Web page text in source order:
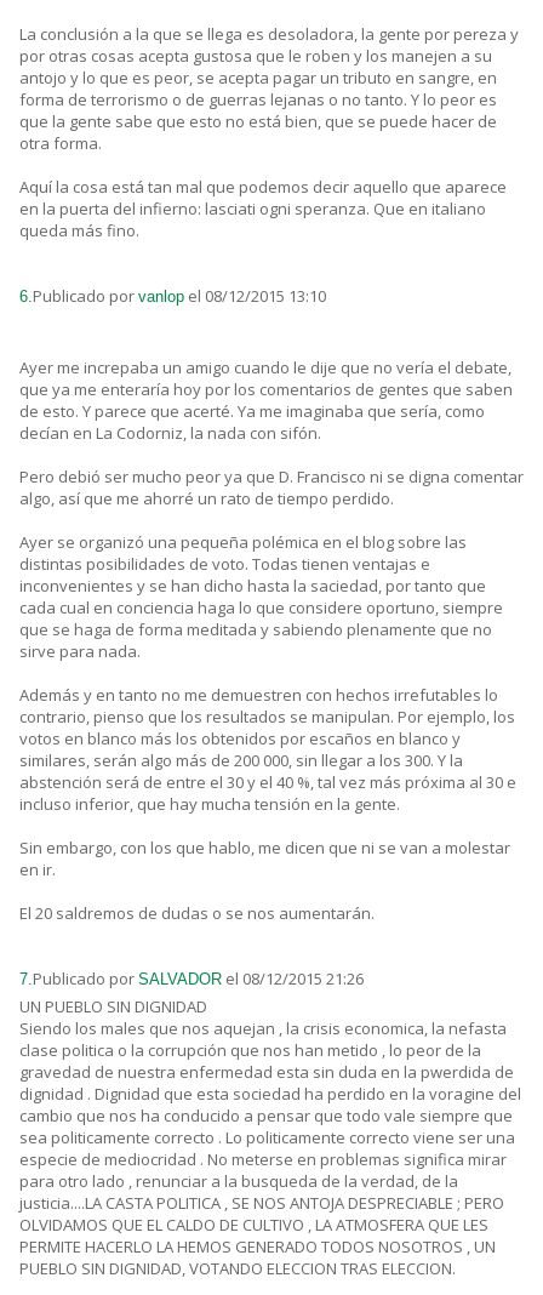
La conclusión a la que se llega es desoladora, la gente por pereza y
por otras cosas acepta gustosa que le roben y los manejen a su
antojo y lo que es peor, se acepta pagar un tributo en sangre, en
forma de terrorismo o de guerras lejanas o no tanto. Y lo peor es
que la gente sabe que esto no está bien, que se puede hacer de
otra forma.
Aquí la cosa está tan mal que podemos decir aquello que aparece
en la puerta del infierno: lasciati ogni speranza. Que en italiano
queda más fino.
6.Publicado por vanlop el 08/12/2015 13:10
Ayer me increpaba un amigo cuando le dije que no vería el debate,
que ya me enteraría hoy por los comentarios de gentes que saben
de esto. Y parece que acerté. Ya me imaginaba que sería, como
decían en La Codorniz, la nada con sifón.
Pero debió ser mucho peor ya que D. Francisco ni se digna comentar
algo, así que me ahorré un rato de tiempo perdido.
Ayer se organizó una pequeña polémica en el blog sobre las
distintas posibilidades de voto. Todas tienen ventajas e
inconvenientes y se han dicho hasta la saciedad, por tanto que
cada cual en conciencia haga lo que considere oportuno, siempre
que se haga de forma meditada y sabiendo plenamente que no
sirve para nada.
Además y en tanto no me demuestren con hechos irrefutables lo
contrario, pienso que los resultados se manipulan. Por ejemplo, los
votos en blanco más los obtenidos por escaños en blanco y
similares, serán algo más de 200 000, sin llegar a los 300. Y la
abstención será de entre el 30 y el 40 %, tal vez más próxima al 30 e
incluso inferior, que hay mucha tensión en la gente.
Sin embargo, con los que hablo, me dicen que ni se van a molestar
en ir.
El 20 saldremos de dudas o se nos aumentarán.
7.Publicado por SALVADOR el 08/12/2015 21:26
UN PUEBLO SIN DIGNIDAD
Siendo los males que nos aquejan , la crisis economica, la nefasta
clase politica o la corrupción que nos han metido , lo peor de la
gravedad de nuestra enfermedad esta sin duda en la pwerdida de
dignidad . Dignidad que esta sociedad ha perdido en la voragine del
cambio que nos ha conducido a pensar que todo vale siempre que
sea politicamente correcto . Lo politicamente correcto viene ser una
especie de mediocridad . No meterse en problemas significa mirar
para otro lado , renunciar a la busqueda de la verdad, de la
justicia....LA CASTA POLITICA , SE NOS ANTOJA DESPRECIABLE ; PERO
OLVIDAMOS QUE EL CALDO DE CULTIVO , LA ATMOSFERA QUE LES
PERMITE HACERLO LA HEMOS GENERADO TODOS NOSOTROS , UN
PUEBLO SIN DIGNIDAD, VOTANDO ELECCION TRAS ELECCION.